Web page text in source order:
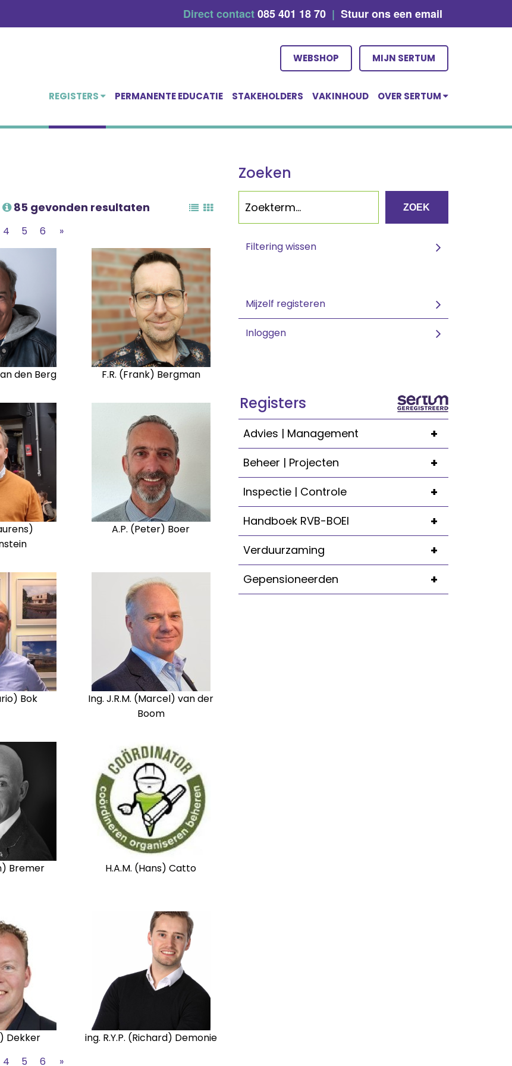
Direct contact085 401 18 70 | Stuur ons een email
WEBSHOP MIJN SERTUM
REGISTERS PERMANENTE EDUCATIE STAKEHOLDERS VAKINHOUD OVER SERTUM
85 gevonden resultaten
4 5 6 »
den Berg F.R. (Frank) Bergman
A.P. (Peter) Boer
Bok
Ing. J.R.M. (Marcel) van der
Boom
Bremer H.A.M. (Hans) Catto
Dekker
ing. R.Y.P. (Richard) Demonie
4 5 6 »
Zoeken
ZOEK
Filtering wissen
Mijzelf registeren
Inloggen
Registers
+
Advies | Management
+
Beheer | Projecten
+
Inspectie | Controle
+
Handboek RVB-BOEI
+
Verduurzaming
+
Gepensioneerden